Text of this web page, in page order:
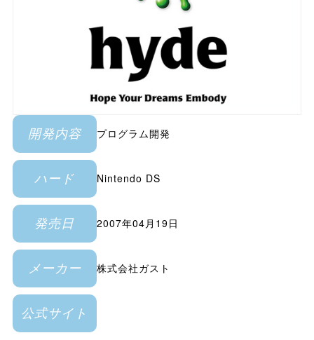
開発内容 プログラム開発
ハード Nintendo DS
発売日 2007年04月19日
メーカー 株式会社ガスト
公式サイト